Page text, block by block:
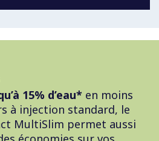
15% d’eau* en moins
à injection standard, le
MultiSlim permet aussi